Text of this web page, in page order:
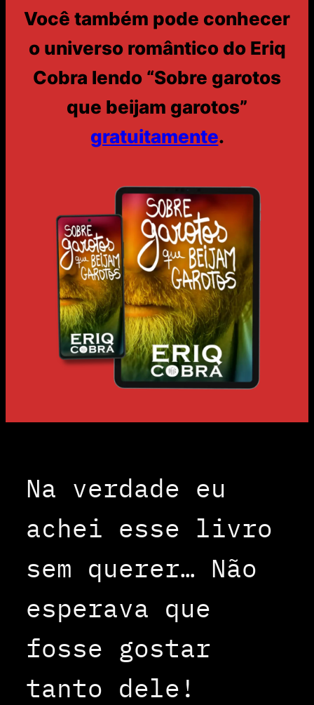
Você também pode conhecer
o universo romântico do Eriq
Cobra lendo “Sobre garotos
que beijam garotos”
gratuitamente.
Na verdade eu
achei esse livro
sem querer… Não
esperava que
fosse gostar
tanto dele!